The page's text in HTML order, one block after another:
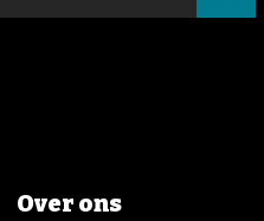
Over ons